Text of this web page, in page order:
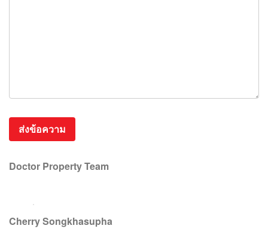
Doctor Property Team
Cherry Songkhasupha